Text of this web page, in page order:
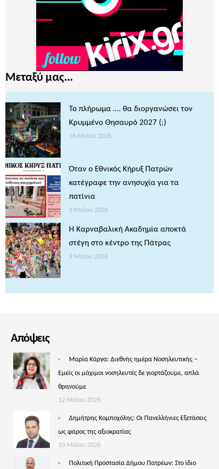
Μεταξύ μας...
Το πλήρωμα …. θα διοργανώσει τον
Κρυμμένο Θησαυρό 2027 (;)
16 Μαΐου 2026
Όταν ο Εθνικός Κήρυξ Πατρών
κατέγραφε την ανησυχία για τα
πατίνια
9 Μαΐου 2026
Η Καρναβαλική Ακαδημία αποκτά
στέγη στο κέντρο της Πάτρας
9 Μαΐου 2026
Απόψεις
Μαρία Κάργα: Διεθνής ημέρα Νοσηλευτικής –
Εμείς οι μάχιμοι νοσηλευτές δε γιορτάζουμε, απλά
θρηνούμε
12 Μαΐου 2026
Δημήτρης Κομποχόλης: Οι Πανελλήνιες Εξετάσεις
ως φάρος της αξιοκρατίας
10 Μαΐου 2026
Πολιτική Προστασία Δήμου Πατρέων: Στο ίδιο